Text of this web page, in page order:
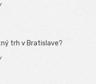
trh v Bratislave?